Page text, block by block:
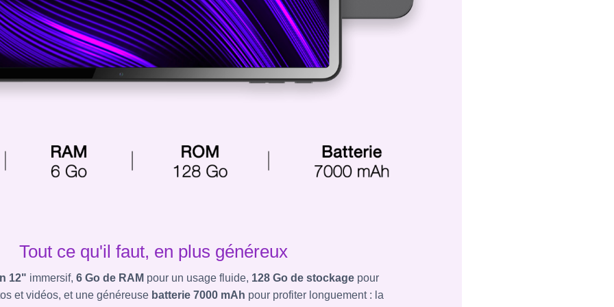
Tout ce qu'il faut, en plus généreux
12" immersif, 6 Go de RAM pour un usage fluide, 128 Go de stockagepour
et vidéos, et une généreuse batterie 7000 mAh pour profiter longuement : la